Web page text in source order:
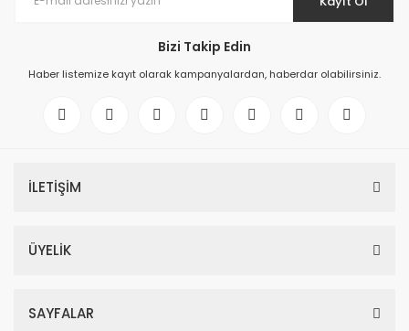
Bizi Takip Edin
Haber listemize kayıt olarak kampanyalardan, haberdar olabilirsiniz.
İLETİŞİM
ÜYELİK
SAYFALAR